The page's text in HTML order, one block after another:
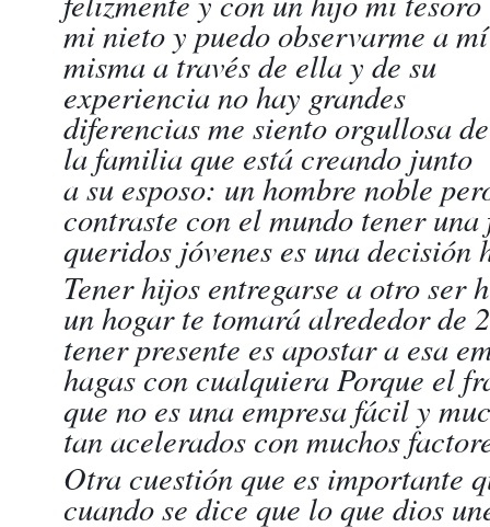
mi nieto y puedo observarme a mí
misma a través de ella y de su
experiencia no hay grandes
diferencias me siento orgullosa de
la familia que está creando junto
a su esposo: un hombre noble
contraste con el mundo tener
queridos jóvenes es una decisión
Tener hijos entregarse a otro ser
un hogar te tomará alrededor de
tener presente es apostar a esa
hagas con cualquiera Porque el
que no es una empresa fácil y
tan acelerados con muchos
Otra cuestión que es importante
cuando se dice que lo que dios